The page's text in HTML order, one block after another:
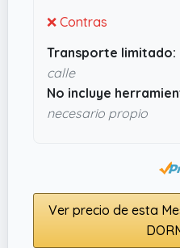
❌ Contras
Transporte limitado:
calle
No incluye
necesario propio
Ver precio de esta